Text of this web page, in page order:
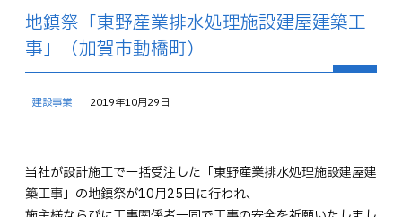
地鎮祭「東野産業排水処理施設建屋建築工
事」（加賀市動橋町）
建設事業 2019年10月29日
当社が設計施工で一括受注した「東野産業排水処理施設建屋建
築工事」の地鎮祭が10月25日に行われ、